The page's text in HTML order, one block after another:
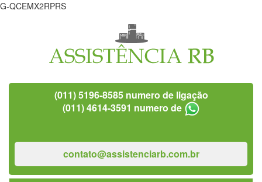
G-QCEMX2RPRS
(011) 5196-8585 numero de ligação
(011) 4614-3591 numero de
contato@assistenciarb.com.br